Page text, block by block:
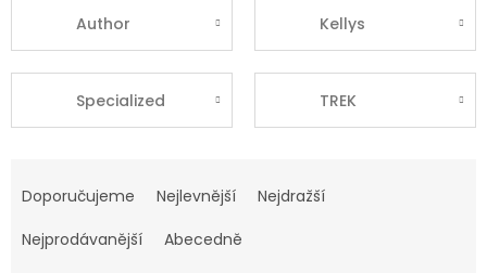
Author Kellys
Specialized TREK
a
e
Doporučujeme Nejlevnější
Nejdražší
Nejprodávanější
Abecedně